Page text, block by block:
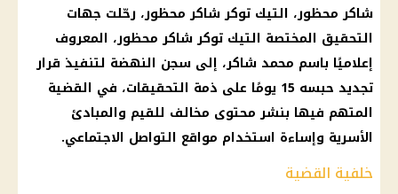
شاكر محظور، التيك توكر شاكر محظور، رحّلت جهات
التحقيق المختصة التيك توكر شاكر محظور، المعروف
إعلاميًا باسم محمد شاكر، إلى سجن النهضة لتنفيذ قرار
تجديد حبسه 15 يومًا على ذمة التحقيقات، في القضية
المتهم فيها بنشر محتوى مخالف للقيم والمبادئ
الأسرية وإساءة استخدام مواقع التواصل الاجتماعي.
خلفية القضية